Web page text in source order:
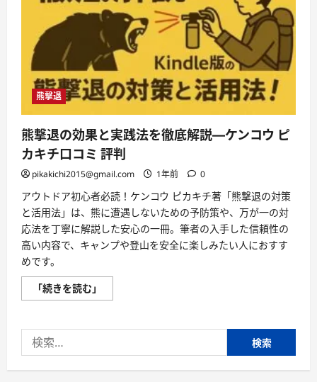
熊撃退
熊撃退の効果と実践法を徹底解説—ケンコウ ピ
カキチ口コミ 評判
pikakichi2015@gmail.com 1年前 0
アウトドア初心者必読！ケンコウ ピカキチ著「熊撃退の対策
と活用法」は、熊に遭遇しないための予防策や、万が一の対
応法を丁寧に解説した安心の一冊。筆者の入手した信頼性の
高い内容で、キャンプや登山を安全に楽しみたい人におすす
めです。
「続きを読む」
撃
効
実
践
索: